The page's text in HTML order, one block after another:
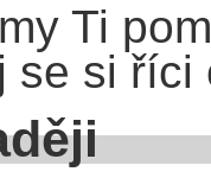
Ti
se si říci